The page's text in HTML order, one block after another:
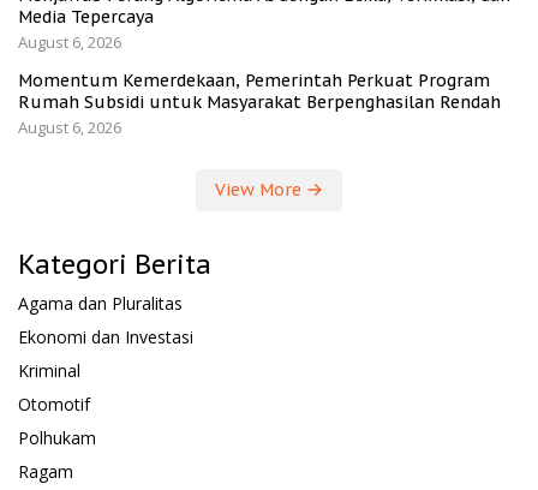
Media Tepercaya
August 6, 2026
Momentum Kemerdekaan, Pemerintah Perkuat Program
Rumah Subsidi untuk Masyarakat Berpenghasilan Rendah
August 6, 2026
View More
Kategori Berita
Agama dan Pluralitas
Ekonomi dan Investasi
Kriminal
Otomotif
Polhukam
Ragam